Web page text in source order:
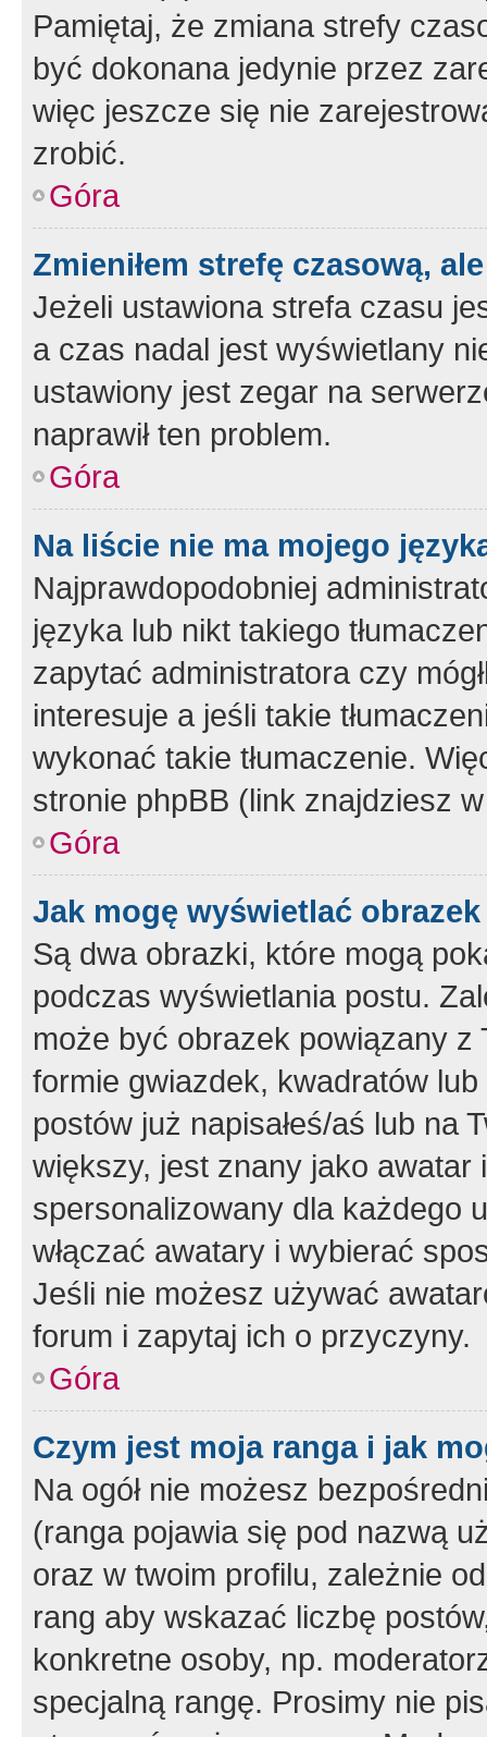
Pamiętaj, że zmiana strefy
być dokonana jedynie przez
więc jeszcze się nie
zrobić.
Góra
Zmieniłem strefę czasową,
Jeżeli ustawiona strefa czasu
a czas nadal jest wyświetlany
ustawiony jest zegar na
naprawił ten problem.
Góra
Na liście nie ma mojego
Najprawdopodobniej
języka lub nikt takiego
zapytać administratora czy
interesuje a jeśli takie
wykonać takie tłumaczenie.
stronie phpBB (link znajdziesz
Góra
Jak mogę wyświetlać
Są dwa obrazki, które mogą
podczas wyświetlania postu.
może być obrazek powiązany z
formie gwiazdek, kwadratów
postów już napisałeś/aś lub na
większy, jest znany jako
spersonalizowany dla każdego
włączać awatary i wybierać
Jeśli nie możesz używać
forum i zapytaj ich o przyczyny.
Góra
Czym jest moja ranga i jak
Na ogół nie możesz
(ranga pojawia się pod nazwą
oraz w twoim profilu, zależnie
rang aby wskazać liczbę
konkretne osoby, np.
specjalną rangę. Prosimy nie